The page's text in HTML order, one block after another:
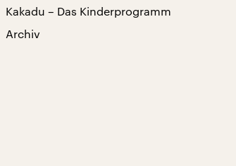
Kakadu – Das Kinderprogramm
Archiv